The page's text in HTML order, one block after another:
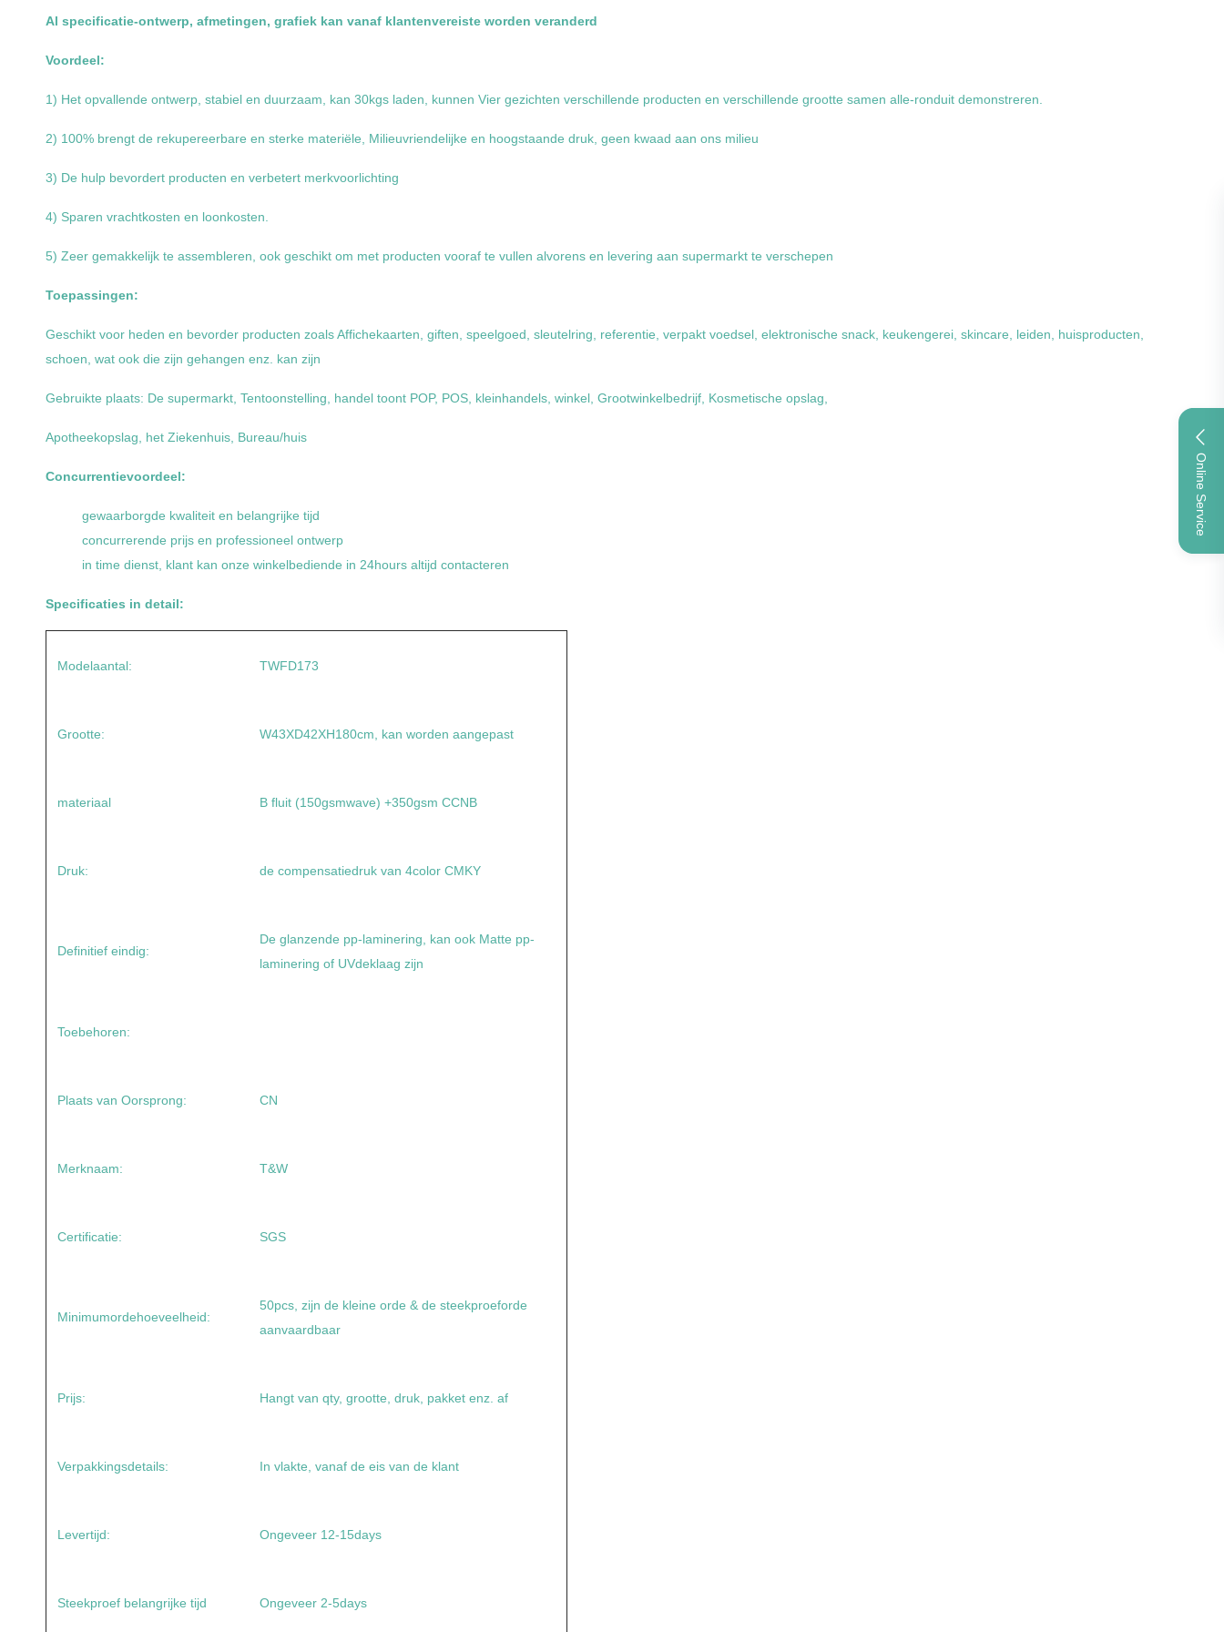
Online Service
Al specificatie-ontwerp, afmetingen, grafiek kan vanaf klantenvereiste worden veranderd
Voordeel:
1) Het opvallende ontwerp, stabiel en duurzaam, kan 30kgs laden, kunnen Vier gezichten verschillende producten en verschillende grootte samen alle-ronduit demonstreren.
2) 100% brengt de rekupereerbare en sterke materiële, Milieuvriendelijke en hoogstaande druk, geen kwaad aan ons milieu
3) De hulp bevordert producten en verbetert merkvoorlichting
4) Sparen vrachtkosten en loonkosten.
5) Zeer gemakkelijk te assembleren, ook geschikt om met producten vooraf te vullen alvorens en levering aan supermarkt te verschepen
Toepassingen:
Geschikt voor heden en bevorder producten zoals Affichekaarten, giften, speelgoed, sleutelring, referentie, verpakt voedsel, elektronische snack, keukengerei, skincare, leiden, huisproducten,
schoen, wat ook die zijn gehangen enz. kan zijn
Gebruikte plaats: De supermarkt, Tentoonstelling, handel toont POP, POS, kleinhandels, winkel, Grootwinkelbedrijf, Kosmetische opslag,
Apotheekopslag, het Ziekenhuis, Bureau/huis
Concurrentievoordeel:
gewaarborgde kwaliteit en belangrijke tijd
concurrerende prijs en professioneel ontwerp
in time dienst, klant kan onze winkelbediende in 24hours altijd contacteren
Specificaties in detail:
Modelaantal: TWFD173
Grootte: W43XD42XH180cm, kan worden aangepast
materiaal B fluit (150gsmwave) +350gsm CCNB
Druk: de compensatiedruk van 4color CMKY
Definitief eindig:
De glanzende pp-laminering, kan ook Matte pp-
laminering of UVdeklaag zijn
Toebehoren:
Plaats van Oorsprong: CN
Merknaam: T&W
Certificatie: SGS
Minimumordehoeveelheid:
50pcs, zijn de kleine orde & de steekproeforde
aanvaardbaar
Prijs: Hangt van qty, grootte, druk, pakket enz. af
Verpakkingsdetails: In vlakte, vanaf de eis van de klant
Levertijd: Ongeveer 12-15days
Steekproef belangrijke tijd Ongeveer 2-5days